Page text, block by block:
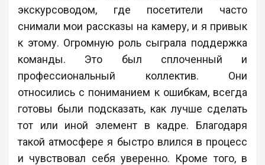
экскурсоводом, где посетители часто
снимали мои рассказы на камеру, и я привык
к этому. Огромную роль сыграла поддержка
команды. Это был сплоченный и
профессиональный коллектив. Они
относились с пониманием к ошибкам, всегда
готовы были подсказать, как лучше сделать
тот или иной элемент в кадре. Благодаря
такой атмосфере я быстро влился в процесс
и чувствовал себя уверенно. Кроме того, в